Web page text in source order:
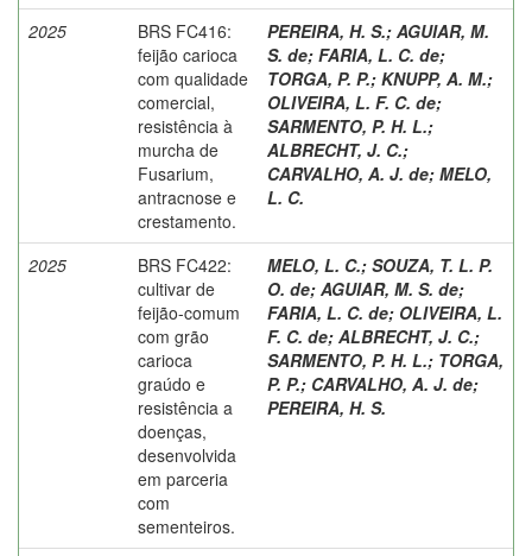
2025
BRS FC416:
feijão carioca
com qualidade
comercial,
resistência à
murcha de
Fusarium,
antracnose e
crestamento.
PEREIRA, H. S.; AGUIAR, M.
S. de; FARIA, L. C. de;
TORGA, P. P.; KNUPP, A. M.;
OLIVEIRA, L. F. C. de;
SARMENTO, P. H. L.;
ALBRECHT, J. C.;
CARVALHO, A. J. de; MELO,
L. C.
2025
BRS FC422:
cultivar de
feijão-comum
com grão
carioca
graúdo e
resistência a
doenças,
desenvolvida
em parceria
com
sementeiros.
MELO, L. C.; SOUZA, T. L. P.
O. de; AGUIAR, M. S. de;
FARIA, L. C. de; OLIVEIRA, L.
F. C. de; ALBRECHT, J. C.;
SARMENTO, P. H. L.; TORGA,
P. P.; CARVALHO, A. J. de;
PEREIRA, H. S.